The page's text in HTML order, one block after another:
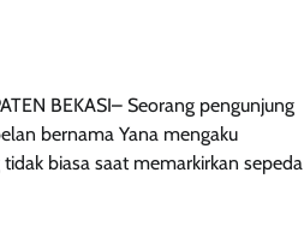
BEKASI– Seorang pengunjung
bernama Yana mengaku
biasa saat memarkirkan sepeda